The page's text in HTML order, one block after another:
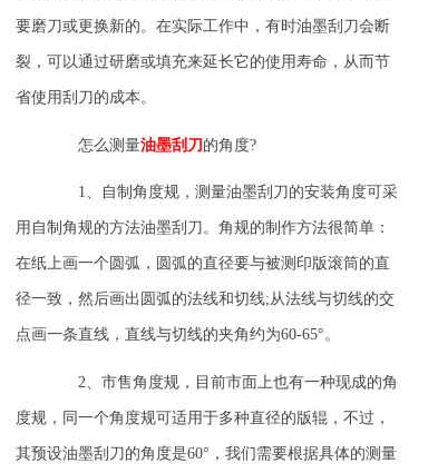
要磨刀或更换新的。在实际工作中，有时油墨刮刀会断
裂，可以通过研磨或填充来延长它的使用寿命，从而节
省使用刮刀的成本。
怎么测量油墨刮刀 的角度?
1、自制角度规，测量油墨刮刀的安装角度可采
用自制角规的方法油墨刮刀。角规的制作方法很简单：
在纸上画一个圆弧，圆弧的直径要与被测印版滚筒的直
径一致，然后画出圆弧的法线和切线;从法线与切线的交
点画一条直线，直线与切线的夹角约为60-65°。
2、市售角度规，目前市面上也有一种现成的角
度规，同一个角度规可适用于多种直径的版辊，不过，
其预设油墨刮刀的角度是60°，我们需要根据具体的测量